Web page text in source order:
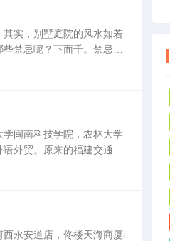
筑设计及其理论、城市规划
风景...
实，别墅庭院的风水如若
禁忌呢？下面千。禁忌8.
有屋色冲射主口舌破财、
闽南科技学院，农林大学
外贸。原来的福建交通职
线451，，交通最低切线4
永安道店，佟楼天海商厦i